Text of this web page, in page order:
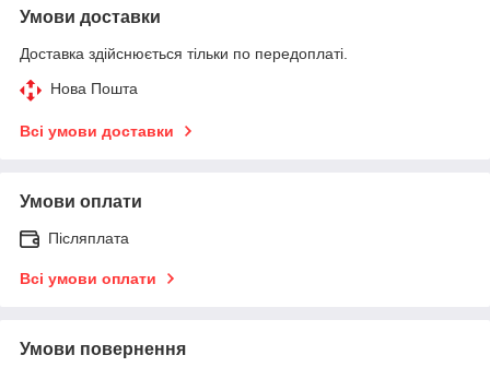
Умови доставки
Доставка здійснюється тільки по передоплаті.
Нова Пошта
Всі умови доставки
Умови оплати
Післяплата
Всі умови оплати
Умови повернення